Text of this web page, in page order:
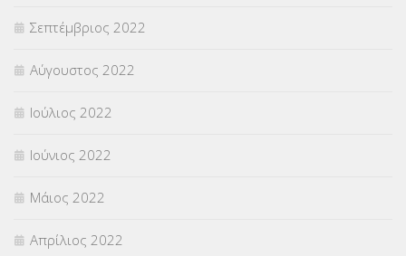
Σεπτέμβριος 2022
Αύγουστος 2022
Ιούλιος 2022
Ιούνιος 2022
Μάιος 2022
Απρίλιος 2022